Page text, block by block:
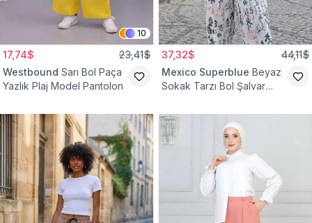
10
17,74$ 23,41$
Westbound Sarı Bol Paça
Yazlık Plaj Model Pantolon
37,32$ 44,11$
Mexico Superblue Beyaz
Sokak Tarzı Bol Şalvar